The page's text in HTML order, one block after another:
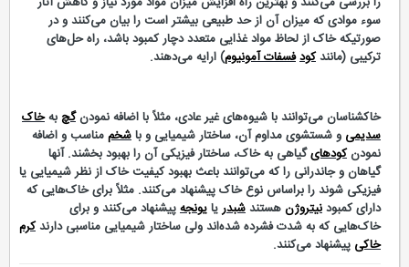
سوء موادی که میزان آن از حد طبیعی بیشتر است را بیان می‌‌کنند و در
صورتیکه خاک از لحاظ مواد غذایی متعدد دچار کمبود باشد، راه حل‌های
ترکیبی (مانندکودفسفات آمونیوم) ارایه می‌‌دهند.
خاکشناسان می‌‌توانند با شیوه‌های غیر عادی، مثلاً با اضافه نمودنگچبه خاک
سدیمیو شستشوی مداوم آن، ساختار شیمیایی و باشخممناسب و اضافه
نمودنکود‌هایگیاهی به خاک، ساختار فیزیکی آن را بهبود بخشند. آنها
گیاهان و جاندرانی را که می‌‌توانند باعث بهبود کیفیت خاک از نظر شیمیایی یا
فیزیکی شوند را براساس نوع خاک پیشنهاد می‌کنند. مثلاً برای خاک‌هایی که
دارای کمبودنیتروژنهستندشبدریایونجهپیشنهاد می‌‌کنند و برای
خاک‌هایی که به شدت فشرده شده‌اند ولی ساختار شیمیایی مناسبی دارندکرم
خاکیپیشنهاد می‌‌کنند.